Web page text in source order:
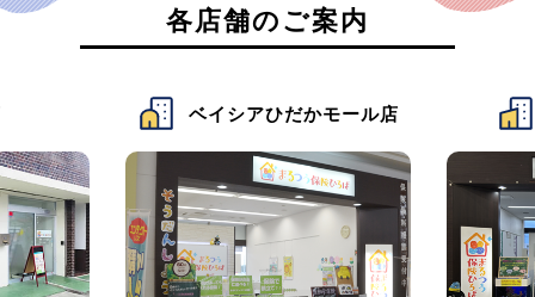
各店舗のご案内
ベイシア佐倉店